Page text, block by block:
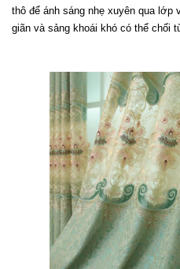
thô để ánh sáng nhẹ xuyên qua lớp
giãn và sảng khoái khó có thể chối